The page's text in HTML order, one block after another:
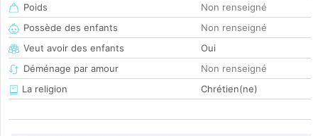
Poids
Non renseigné
Possède des enfants
Non renseigné
Veut avoir des enfants
Oui
Déménage par amour
Non renseigné
La religion
Chrétien(ne)